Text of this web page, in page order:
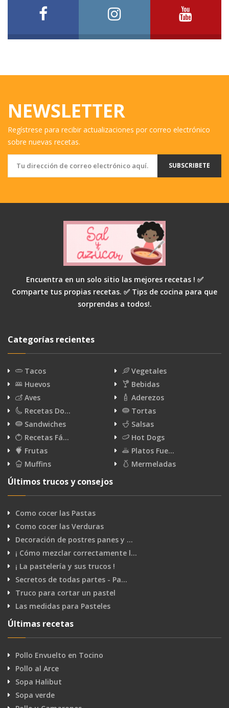
NEWSLETTER
Regístrese para recibir actualizaciones por correo electrónico
sobre nuevas recetas.
SUBSCRIBETE
Encuentra en un solo sitio las mejores recetas ! ✅
Comparte tus propias recetas. ✅ Tips de cocina para que
sorprendas a todos!.
Categorías recientes
Tacos
Vegetales
Huevos
Bebidas
Aves
Aderezos
Recetas Do…
Tortas
Sandwiches
Salsas
Recetas Fá…
Hot Dogs
Frutas
Platos Fue…
Muffins
Mermeladas
Últimos trucos y consejos
Como cocer las Pastas
Como cocer las Verduras
Decoración de postres panes y …
¡ Cómo mezclar correctamente l…
¡ La pastelería y sus trucos !
Secretos de todas partes - Pa…
Truco para cortar un pastel
Las medidas para Pasteles
Últimas recetas
Pollo Envuelto en Tocino
Pollo al Arce
Sopa Halibut
Sopa verde